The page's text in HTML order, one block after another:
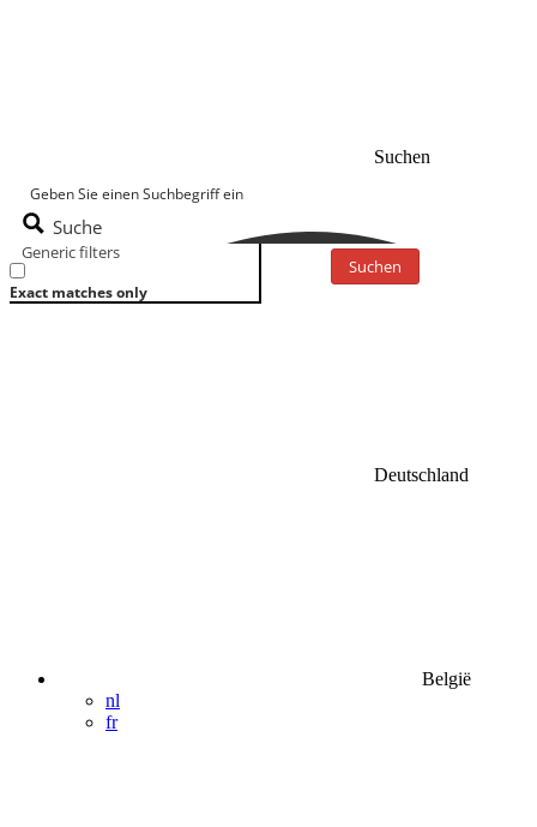
Suchen
Suche
Generic filters
Exact matches only
Suchen
Deutschland
België
nl
fr